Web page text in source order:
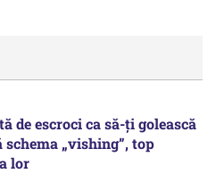
de escroci ca să-ți golească
„vishing”, top
lor